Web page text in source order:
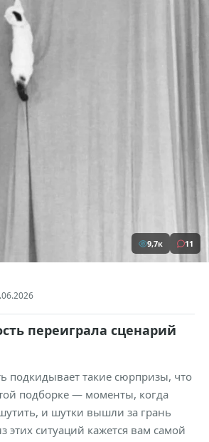
9,7к 11
переиграла сценарий
подкидывает такие сюрпризы, что
подборке — моменты, когда
и шутки вышли за грань
этих ситуаций кажется вам самой